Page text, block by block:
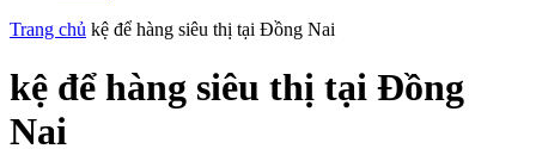
Trang chủ kệ để hàng siêu thị tại Đồng Nai
kệ để hàng siêu thị tại Đồng
Nai